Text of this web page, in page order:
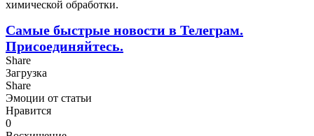
химической обработки.
Самые быстрые новости в Телеграм.
Присоединяйтесь.
Share
Загрузка
Share
Эмоции от статьи
Нравится
0